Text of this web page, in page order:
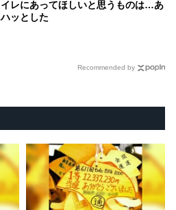
レにあってほしいと思うものは…あ
ッとした
Recommended by